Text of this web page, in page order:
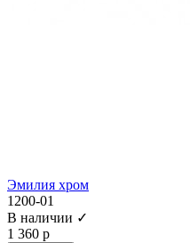
Эмилия хром
1200-01
В наличии ✓
1 360 р